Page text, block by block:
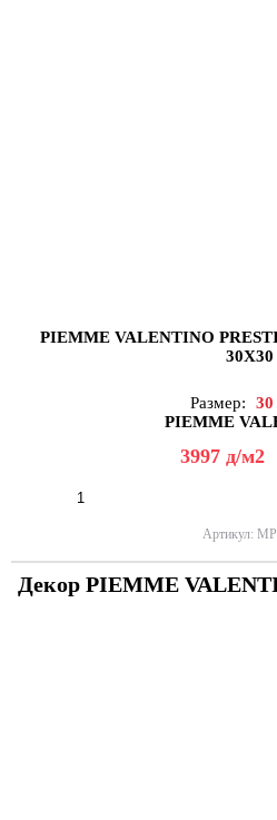
PIEMME VALENTINO
30X30
Размер:
30
PIEMME
3997 д/м2
Артикул:
Декор PIEMME